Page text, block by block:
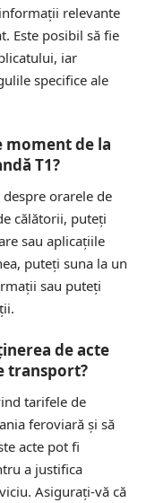
relevante
Este posibil să fie
iar
specifice ale
moment de la
T1?
orarele de
călătorii, puteți
sau aplicațiile
puteți suna la un
sau puteți
de acte
transport?
tarifele de
feroviară și să
acte pot fi
a justifica
Asigurați-vă că